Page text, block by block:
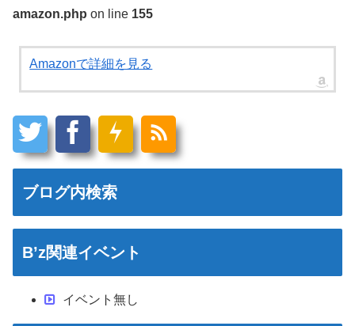
amazon.php on line 155
Amazonで詳細を見る
ブログ内検索
B’z関連イベント
イベント無し